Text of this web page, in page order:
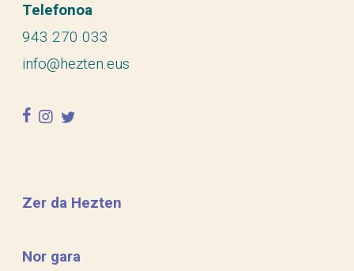
Telefonoa
943 270 033
info@hezten.eus
facebook
instagram
twitter
Zer da Hezten
Nor gara